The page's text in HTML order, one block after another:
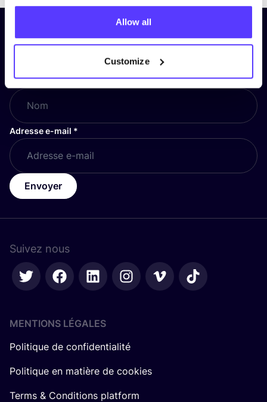
Allow all
Customize
Inscrivez-vous à notre lettre
d’information et restez informé !
Nom*
Adresse e-mail *
Envoyer
Suivez nous
MENTIONS LÉGALES
Politique de confidentialité
Politique en matière de cookies
Terms & Conditions platform